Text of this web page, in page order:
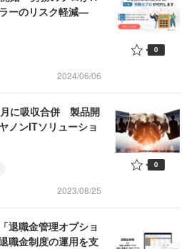
ーのリスク軽減—
2024/06/06
0
に吸収合併 製品開
ノンITソリューショ
2023/08/25
0
退職金管理オプショ
職金制度の運用を支